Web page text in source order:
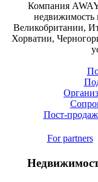
Компания
Великобритании,
Хорватии,
Пост-
For partners